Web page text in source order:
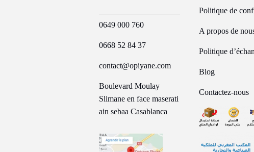
0649 000 760
0668 52 84 37
contact@opiyane.com
Boulevard Moulay
Slimane en face maserati
ain sebaa Casablanca
Politique de
A propos de
Politique
Blog
Contactez-nous